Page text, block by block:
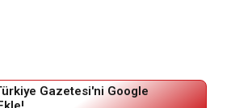
Gazetesi'ni Google